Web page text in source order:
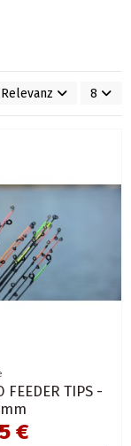
Relevanz 8
FEEDER TIPS -
€